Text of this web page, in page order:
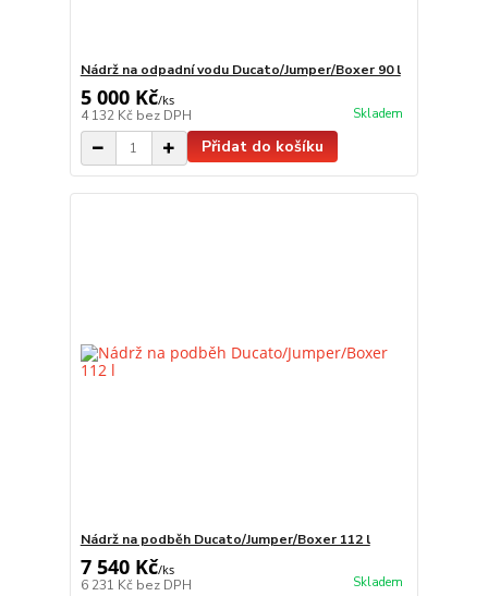
Nádrž na odpadní vodu Ducato/Jumper/Boxer 90 l
5 000 Kč/ks
4 132 Kč bez DPH Skladem
Přidat do košíku
Nádrž na podběh Ducato/Jumper/Boxer 112 l
7 540 Kč/ks
6 231 Kč bez DPH Skladem